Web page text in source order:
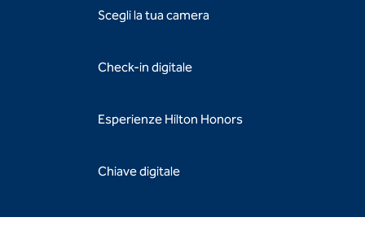
Scegli la tua camera
Check-in digitale
Esperienze Hilton Honors
Chiave digitale